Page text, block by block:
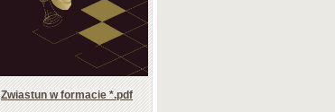
Zwiastun w formacie *.pdf